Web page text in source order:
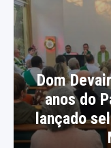
Dom
anos do
lançado